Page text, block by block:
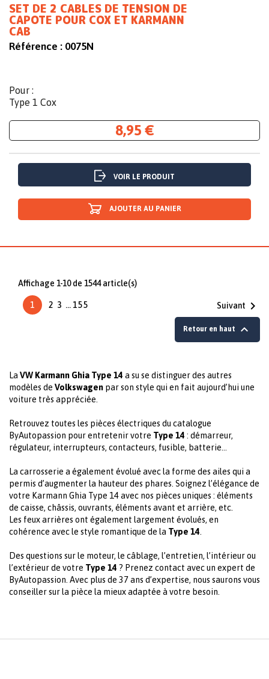
SET DE 2 CABLES DE TENSION DE
CAPOTE POUR COX ET KARMANN
CAB
Référence : 0075N
Pour :
Type 1 Cox
8,95 €
VOIR LE PRODUIT
AJOUTER AU PANIER
Affichage 1-10 de 1544 article(s)
1 2 3 … 155 Suivant 
Retour en haut 
La VW Karmann Ghia Type 14 a su se distinguer des autres
modèles de Volkswagen par son style qui en fait aujourd’hui une
voiture très appréciée.
Retrouvez toutes les pièces électriques du catalogue
ByAutopassion pour entretenir votre Type 14 : démarreur,
régulateur, interrupteurs, contacteurs, fusible, batterie…
La carrosserie a également évolué avec la forme des ailes qui a
permis d’augmenter la hauteur des phares. Soignez l’élégance de
votre Karmann Ghia Type 14 avec nos pièces uniques : éléments
de caisse, châssis, ouvrants, éléments avant et arrière, etc.
Les feux arrières ont également largement évolués, en
cohérence avec le style romantique de la Type 14
Des questions sur le moteur, le câblage, l’entretien, l’intérieur ou
l’extérieur de votre Type 14 ? Prenez contact avec un expert de
ByAutopassion. Avec plus de 37 ans d’expertise, nous saurons vous
conseiller sur la pièce la mieux adaptée à votre besoin.